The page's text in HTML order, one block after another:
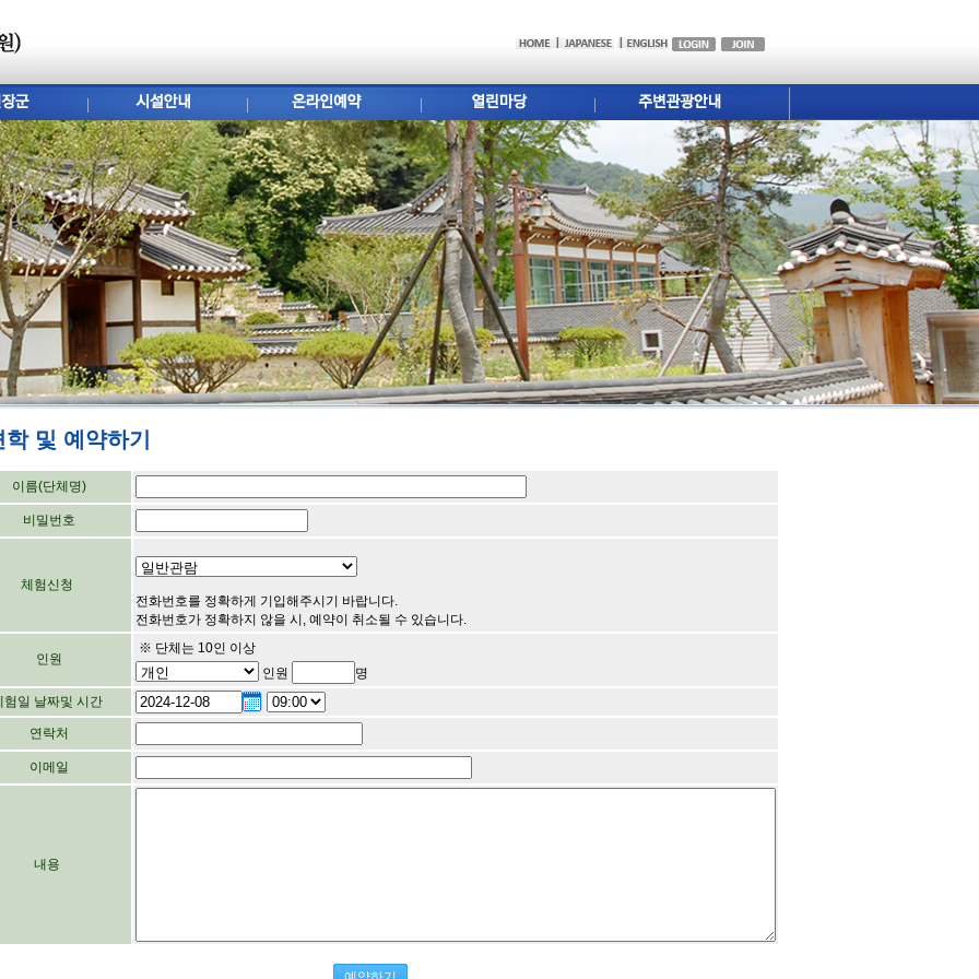
학 및 예약하기
이름(단체명)
비밀번호
체험신청
전화번호를 정확하게 기입해주시기 바랍니다.
전화번호가 정확하지 않을 시, 예약이 취소될 수 있습니다.
인원
※ 단체는 10인 이상
인원
명
험일 날짜및 시간
연락처
이메일
내용